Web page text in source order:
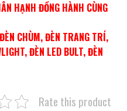
HẠNH ĐỒNG HÀNH CÙNG
CHÙM, ĐÈN TRANG TRÍ,
ĐÈN LED BULT, ĐÈN
Rate this product